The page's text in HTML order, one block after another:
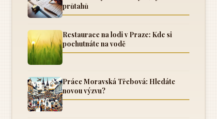
průtahů
Restaurace na lodi v Praze: Kde si
pochutnáte na vodě
Práce Moravská Třebová: Hledáte
novou výzvu?